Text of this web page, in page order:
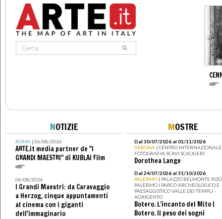
NOTIZIE
ROMA | 06/08/2026
ARTE.it media partner de "I
GRANDI MAESTRI" di KUBLAI Film
06/08/2026
I Grandi Maestri: da Caravaggio
a Herzog, cinque appuntamenti
al cinema con i giganti
dell'immaginario
MOSTRE
Dal 30/07/2026 al 01/11/2026
VERONA | CENTRO
FOTOGRAFIA SCAVI SCALIGERI
Dorothea Lange
Dal 24/07/2026 al 31/10/2026
PALERMO | PALAZZO BELMONTE
PALERMO I PARCO ARCHEOLOGICO E
PAESAGGISTICO VALLE DEI TEMPLI -
AGRIGENTO
Botero. L’incanto del Mito I
Botero. Il peso dei sogni